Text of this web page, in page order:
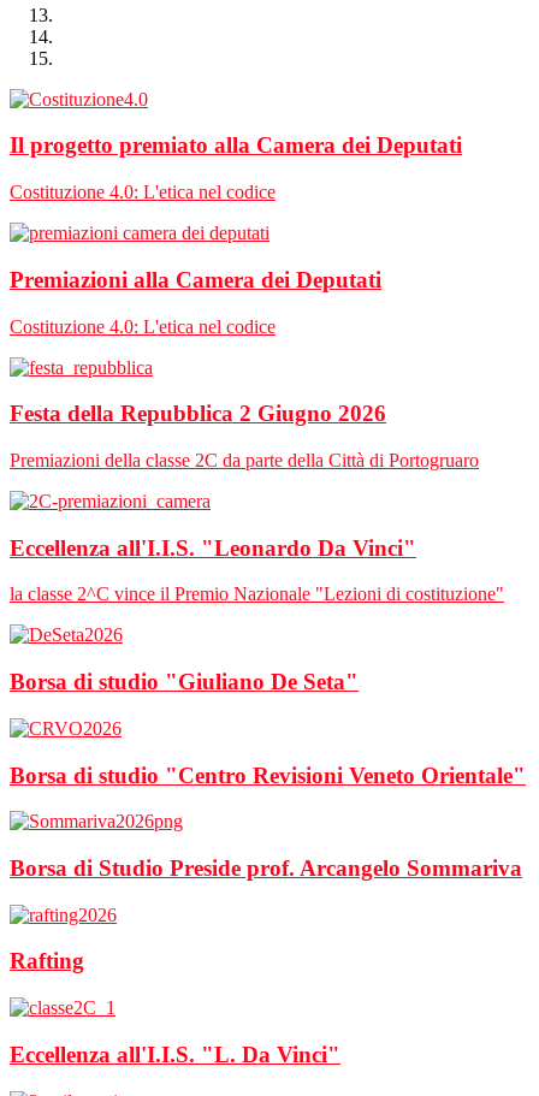
Il progetto premiato alla Camera dei Deputati
Costituzione 4.0: L'etica nel codice
Premiazioni alla Camera dei Deputati
Costituzione 4.0: L'etica nel codice
Festa della Repubblica 2 Giugno 2026
Premiazioni della classe 2C da parte della Città di Portogruaro
Eccellenza all'I.I.S. "Leonardo Da Vinci"
la classe 2^C vince il Premio Nazionale "Lezioni di costituzione"
Borsa di studio "Giuliano De Seta"
Borsa di studio "Centro Revisioni Veneto Orientale"
Borsa di Studio Preside prof. Arcangelo Sommariva
Rafting
Eccellenza all'I.I.S. "L. Da Vinci"